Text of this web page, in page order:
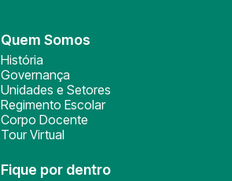
Quem Somos
História
Governança
Unidades e Setores
Regimento Escolar
Corpo Docente
Tour Virtual
Fique por dentro